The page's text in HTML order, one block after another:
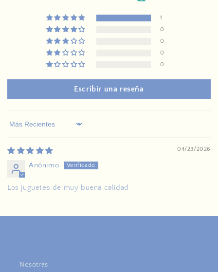
1
0
0
0
0
Escribir una reseña
Sort by
04/23/2026
Anónimo
Los juguetes de muy buena calidad
Nosotras